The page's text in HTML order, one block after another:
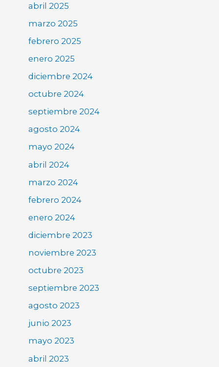
abril 2025
marzo 2025
febrero 2025
enero 2025
diciembre 2024
octubre 2024
septiembre 2024
agosto 2024
mayo 2024
abril 2024
marzo 2024
febrero 2024
enero 2024
diciembre 2023
noviembre 2023
octubre 2023
septiembre 2023
agosto 2023
junio 2023
mayo 2023
abril 2023